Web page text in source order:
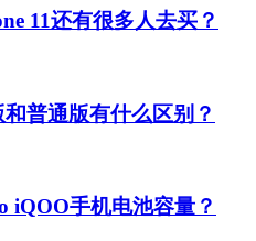
11还有很多人去买？
普通版有什么区别？
iQOO手机电池容量？